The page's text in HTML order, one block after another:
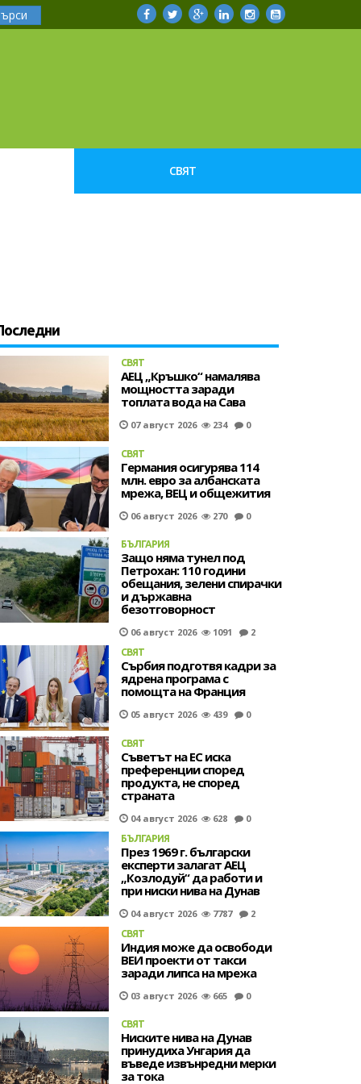
СВЯТ
СВЯТ
АЕЦ „Кръшко“ намалява
мощността заради
топлата вода на Сава
07 август 2026 234 0
СВЯТ
Германия осигурява 114
млн. евро за албанската
мрежа, ВЕЦ и общежития
06 август 2026 270 0
БЪЛГАРИЯ
Защо няма тунел под
Петрохан: 110 години
обещания, зелени спирачки
и държавна
безотговорност
06 август 2026 1091 2
СВЯТ
Сърбия подготвя кадри за
ядрена програма с
помощта на Франция
05 август 2026 439 0
СВЯТ
Съветът на ЕС иска
преференции според
продукта, не според
страната
04 август 2026 628 0
БЪЛГАРИЯ
През 1969 г. български
експерти залагат АЕЦ
„Козлодуй“ да работи и
при ниски нива на Дунав
04 август 2026 7787 2
СВЯТ
Индия може да освободи
ВЕИ проекти от такси
заради липса на мрежа
03 август 2026 665 0
СВЯТ
Ниските нива на Дунав
принудиха Унгария да
въведе извънредни мерки
за тока